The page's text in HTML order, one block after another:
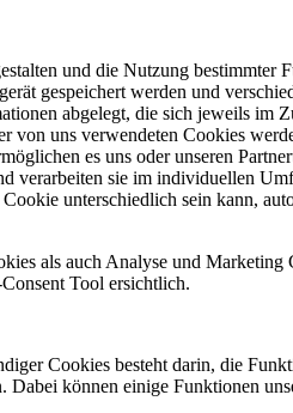
und die Nutzung
gespeichert werden und
abgelegt, die sich jeweils im
von uns verwendeten Cookies
es uns oder unseren
verarbeiten sie im individuellen
unterschiedlich sein kann,
als auch Analyse und
Tool ersichtlich.
Cookies besteht darin, die
können einige Funktionen